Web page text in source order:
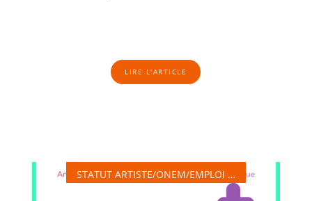
LIRE L'ARTICLE
STATUT ARTISTE/ONEM/EMPLOI …